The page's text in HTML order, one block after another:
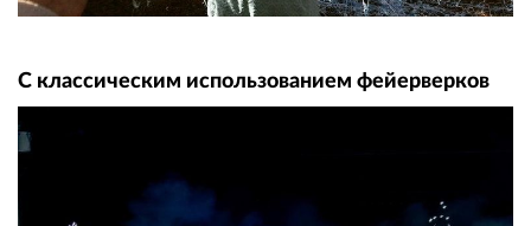
С классическим использованием фейерверков